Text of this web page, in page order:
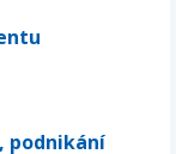
podnikání